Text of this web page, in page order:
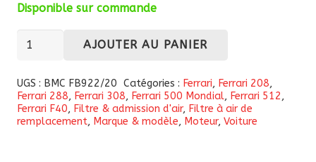
Disponible sur commande
quantité
Kit
de
filtres
AJOUTER AU PANIER
UGS : BMC FB922/20 Catégories : Ferrari, Ferrari 208,
Ferrari 288, Ferrari 308, Ferrari 500 Mondial, Ferrari 512,
Ferrari F40, Filtre & admission d'air, Filtre à air de
remplacement, Marque & modèle, Moteur, Voiture